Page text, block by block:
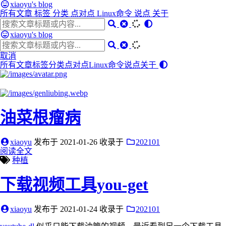
xiaoyu's blog
所有文章 标签 分类 点对点 Linux命令 说点 关于
xiaoyu's blog
取消
所有文章标签分类点对点Linux命令说点关于
油菜根瘤病
xiaoyu 发布于 2021-01-26 收录于
202101
阅读全文
种植
下载视频工具you-get
xiaoyu 发布于 2021-01-24 收录于
202101